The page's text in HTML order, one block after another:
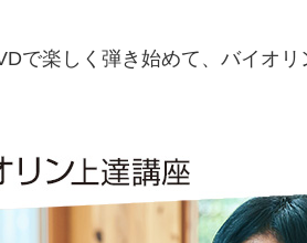
で楽しく弾き始めて、バイオ